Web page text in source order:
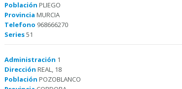
Población PLIEGO
Provincia MURCIA
Telefono 968666270
Series51
Administración 1
Dirección REAL, 18
Población POZOBLANCO